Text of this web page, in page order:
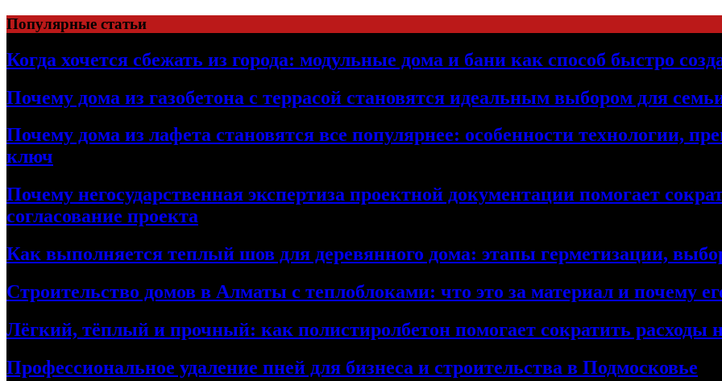
Перейти
к
содержимому
Популярные статьи
Когда хочется сбежать из города: модульные дома и бани как способ быстро
Почему дома из газобетона с террасой становятся идеальным выбором для
Почему дома из лафета становятся все популярнее: особенности технологии,
ключ
Почему негосударственная экспертиза проектной документации помогает
согласование проекта
Как выполняется теплый шов для деревянного дома: этапы герметизации,
Строительство домов в Алматы с теплоблоками: что это за материал и почему
Лёгкий, тёплый и прочный: как полистиролбетон помогает сократить расходы
Профессиональное удаление пней для бизнеса и строительства в Подмосковье